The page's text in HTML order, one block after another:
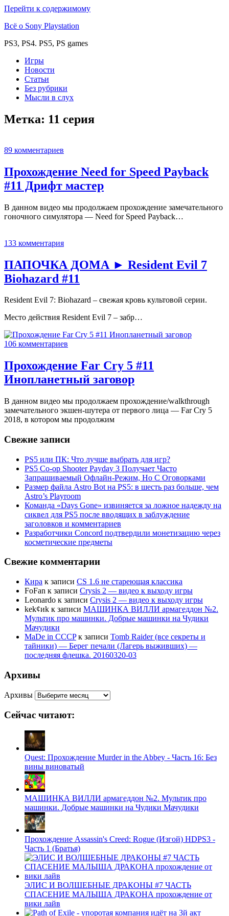
Перейти к содержимому
Всё о Sony Playstation
PS3, PS4. PS5, PS games
Игры
Новости
Статьи
Без рубрики
Мысли в слух
Метка: 11 серия
89 комментариев
Прохождение Need for Speed Payback
#11 Дрифт мастер
В данном видео мы продолжаем прохождение замечательного
гоночного симулятора — Need for Speed Payback…
133 комментария
ПАПОЧКА ДОМА ► Resident Evil 7
Biohazard #11
Resident Evil 7: Biohazard – свежая кровь культовой серии.
Место действия Resident Evil 7 – забр…
106 комментариев
Прохождение Far Cry 5 #11
Инопланетный заговор
В данном видео мы продолжаем прохождение/walkthrough
замечательного экшен-шутера от первого лица — Far Cry 5
2018, в котором мы продолжим
Свежие записи
PS5 или ПК: Что лучше выбрать для игр?
PS5 Co-op Shooter Payday 3 Получает Часто
Запрашиваемый Офлайн-Режим, Но С Оговорками
Размер файла Astro Bot на PS5: в шесть раз больше, чем
Astro’s Playroom
Команда «Days Gone» извиняется за ложное надежду на
сиквел для PS5 после вводящих в заблуждение
заголовков и комментариев
Разработчики Concord подтвердили монетизацию через
косметические предметы
Свежие комментарии
Кира к записи CS 1.6 не стареющая классика
FoFan к записи Crysis 2 — видео к выходу игры
Leonardo к записи Crysis 2 — видео к выходу игры
kek¢иk к записи МАШИНКА ВИЛЛИ армагеддон №2.
Мультик про машинки. Добрые машинки на Чудики
Мачудики
MaDe in CCCPк записи Tomb Raider (все секреты и
тайники) — Берег печали (Лагерь выживших) —
последняя флешка. 20160320-03
Архивы
Архивы
Сейчас читают:
Quest: Прохождение Murder in the Abbey - Часть 16: Без
вины виноватый
МАШИНКА ВИЛЛИ армагеддон №2. Мультик про
машинки. Добрые машинки на Чудики Мачудики
Прохождение Assassin's Creed: Rogue (Изгой) HDPS3 -
Часть 1 (Братья)
ЭЛИС И ВОЛШЕБНЫЕ ДРАКОНЫ #7 ЧАСТЬ
СПАСЕНИЕ МАЛЫША ДРАКОНА прохождение от
вики лайв